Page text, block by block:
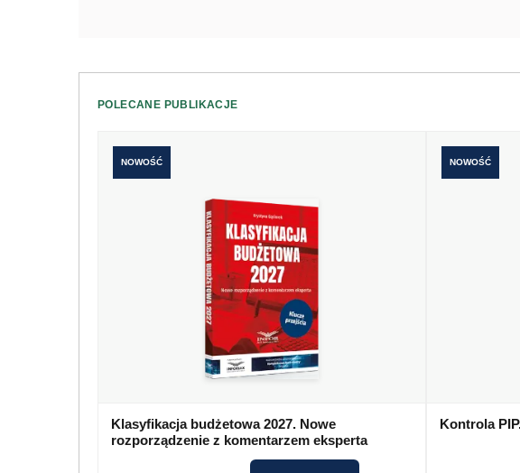
POLECANE PUBLIKACJE
NOWOŚĆ
Klasyfikacja budżetowa 2027. Nowe
rozporządzenie z komentarzem eksperta
NOWOŚĆ
Kontrola